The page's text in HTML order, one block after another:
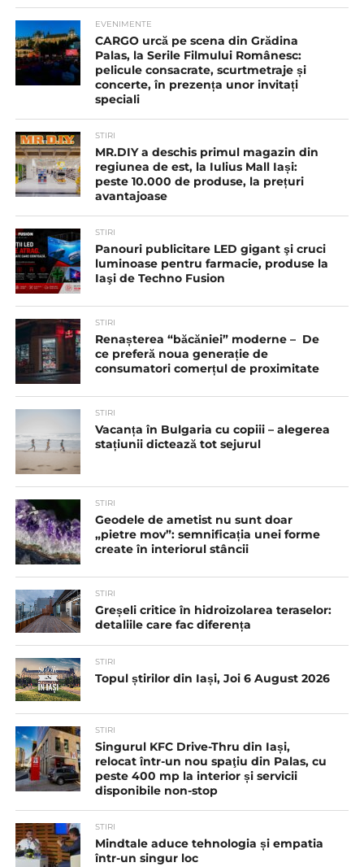
EVENIMENTE
CARGO urcă pe scena din Grădina
Palas, la Serile Filmului Românesc:
pelicule consacrate, scurtmetraje și
concerte, în prezența unor invitați
speciali
STIRI
MR.DIY a deschis primul magazin din
regiunea de est, la Iulius Mall Iași:
peste 10.000 de produse, la prețuri
avantajoase
STIRI
Panouri publicitare LED gigant şi cruci
luminoase pentru farmacie, produse la
Iaşi de Techno Fusion
STIRI
Renașterea “băcăniei” moderne – De
ce preferă noua generație de
consumatori comerțul de proximitate
STIRI
Vacanța în Bulgaria cu copiii – alegerea
stațiunii dictează tot sejurul
STIRI
Geodele de ametist nu sunt doar
„pietre mov”: semnificația unei forme
create în interiorul stâncii
STIRI
Greșeli critice în hidroizolarea teraselor:
detaliile care fac diferența
STIRI
Topul știrilor din Iași, Joi 6 August 2026
STIRI
Singurul KFC Drive-Thru din Iași,
relocat într-un nou spaţiu din Palas, cu
peste 400 mp la interior și servicii
disponibile non-stop
STIRI
Mindtale aduce tehnologia și empatia
într-un singur loc